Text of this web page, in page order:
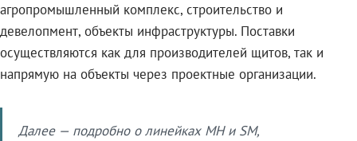
агропромышленный комплекс, строительство и
девелопмент, объекты инфраструктуры. Поставки
осуществляются как для производителей щитов, так и
напрямую на объекты через проектные организации.
Далее — подробно о линейках МН и SM,